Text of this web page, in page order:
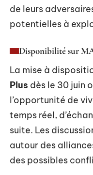
de leurs
potentielles à
Disponibilité sur
La mise à
Plus dès le 30 juin
l’opportunité de
temps réel,
suite. Les
autour des
des possibles